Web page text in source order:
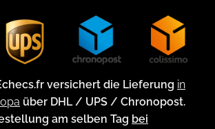
versichert die Lieferung in
über DHL / UPS / Chronopost.
am selben Tag bei